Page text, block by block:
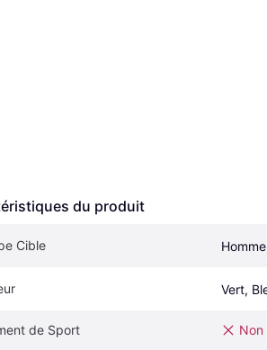
du produit
Cible Homme
Vert,
de Sport Non